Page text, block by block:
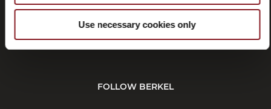
Use necessary cookies only
CORPORATE
FOLLOW BERKEL